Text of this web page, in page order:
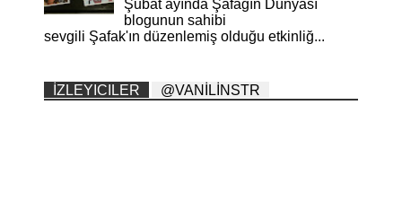
Şubat ayında Şafağın Dünyası
blogunun sahibi
sevgili Şafak'ın düzenlemiş olduğu etkinliğ...
İZLEYICILER @VANİLİNSTR